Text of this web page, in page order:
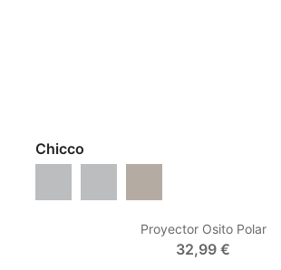
Chicco
Proyector Osito Polar
32,99 €